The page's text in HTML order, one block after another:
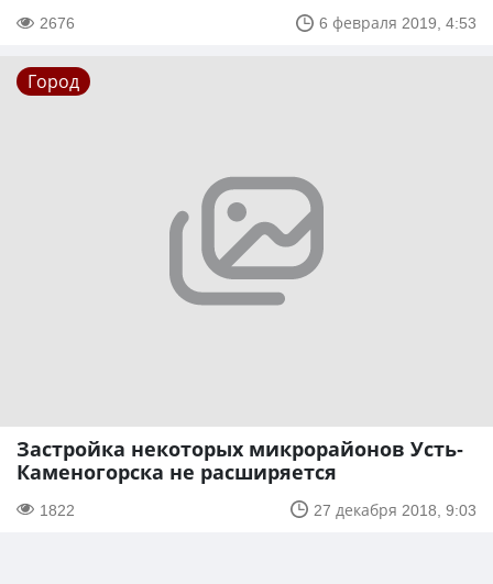
2676 6 февраля 2019, 4:53
Город
Застройка некоторых микрорайонов Усть-
Каменогорска не расширяется
1822 27 декабря 2018, 9:03